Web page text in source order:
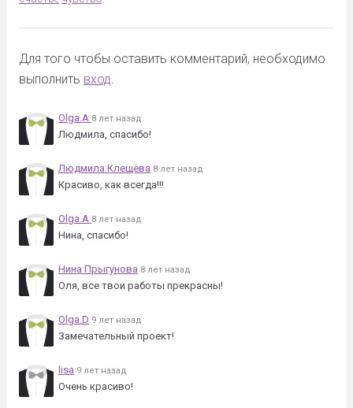
Для того чтобы оставить комментарий, необходимо
выполнить вход.
Olga.A 8 лет назад
Людмила, спасибо!
Людмила Клещёва 8 лет назад
Красиво, как всегда!!!
Olga.A 8 лет назад
Нина, спасибо!
Нина Прыгунова 8 лет назад
Оля, все твои работы прекрасны!
Olga.D 9 лет назад
Замечательный проект!
lisa 9 лет назад
Очень красиво!